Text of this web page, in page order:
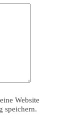
Website
speichern.